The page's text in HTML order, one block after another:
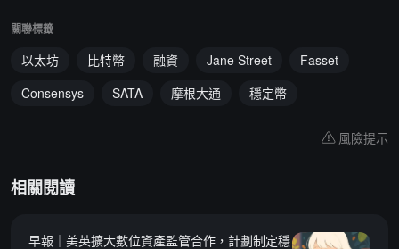
關聯標籤
以太坊 比特幣 融資 Jane Street
Fasset
Consensys
SATA 摩根大通 穩定幣
風險提示
相關閱讀
早報｜美英擴大數位資產監管合作，計劃制定穩